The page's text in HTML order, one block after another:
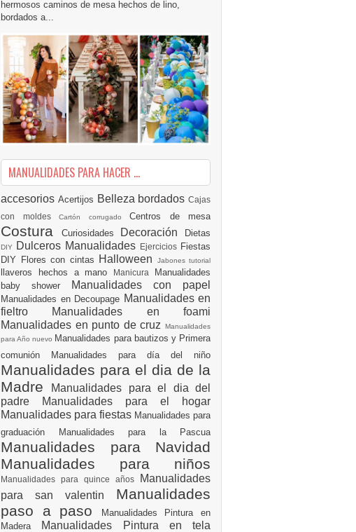
hermosos caminos de mesa hechos de lino,
bordados a...
MANUALIDADES PARA HACER ...
accesorios Acertijos Belleza bordados Cajas
con moldes Cartón corrugado Centros de mesa
Costura Curiosidades Decoración Dietas
DIY Dulceros Manualidades Ejercicios Fiestas
DIY Flores con cintas Halloween Jabones tutorial
llaveros hechos a mano Manicura Manualidades
baby shower
Manualidades con papel
Manualidades en Decoupage Manualidades en
fieltro Manualidades en foami
Manualidades en punto de cruz
Manualidades
para Año nuevo Manualidades para bautizos y Primera
comunión Manualidades para día del niño
Manualidades para el dia de la
Madre
Manualidades para el dia del
padre
Manualidades para el hogar
Manualidades para fiestas Manualidades para
graduación Manualidades para la Pascua
Manualidades para Navidad
Manualidades para niños
Manualidades para quince años
Manualidades
para san valentin Manualidades
paso a paso
Manualidades Pintura en
Madera
Manualidades Pintura en tela